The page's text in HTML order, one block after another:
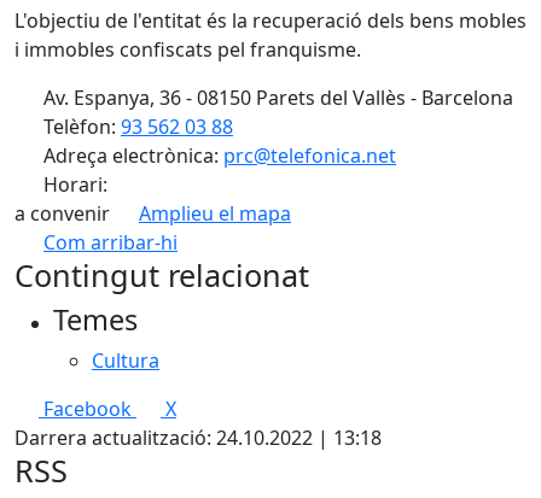
L'objectiu de l'entitat és la recuperació dels bens mobles
i immobles confiscats pel franquisme.
Av. Espanya, 36 - 08150 Parets del Vallès - Barcelona
Telèfon: 93 562 03 88
Adreça electrònica: prc@telefonica.net
Horari:
a convenir
Amplieu el mapa
Com arribar-hi
+
Contingut relacionat
Temes
Cultura
Facebook
X
Darrera actualització: 24.10.2022 | 13:18
RSS